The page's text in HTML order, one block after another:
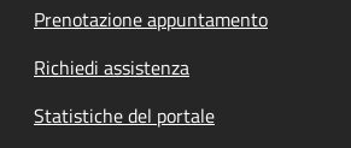
Prenotazione appuntamento
Richiedi assistenza
Statistiche del portale